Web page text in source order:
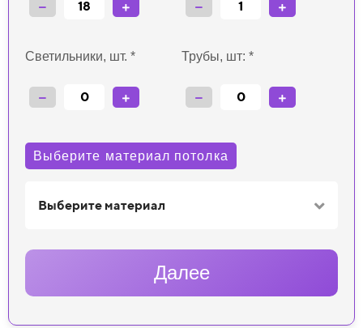
Светильники, шт. * Трубы, шт: *
Выберите материал потолка
Выберите материал
Далее